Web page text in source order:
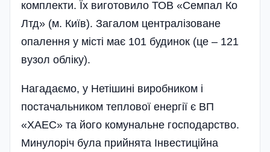
комплекти. Їх виготовило ТОВ «Семпал Ко
Лтд» (м. Київ). Загалом централізоване
опалення у місті має 101 будинок (це – 121
вузол обліку).
Нагадаємо, у Нетішині виробником і
постачальником теплової енергії є ВП
«ХАЕС» та його комунальне господарство.
Минулоріч була прийнята Інвестиційна